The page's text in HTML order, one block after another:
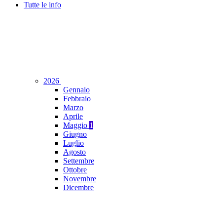
Tutte le info
2026
Gennaio
Febbraio
Marzo
Aprile
Maggio 1
Giugno
Luglio
Agosto
Settembre
Ottobre
Novembre
Dicembre